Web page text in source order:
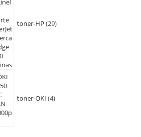
toner-HP 29
toner-OKI 4